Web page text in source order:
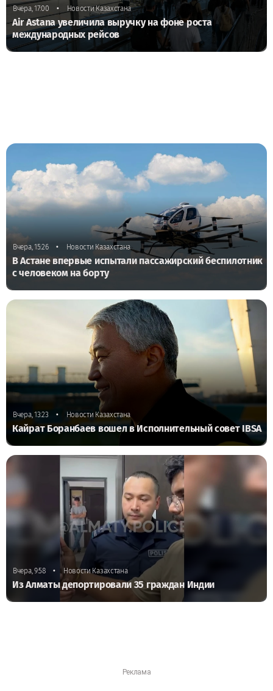
Вчера, 17:00 • Новости Казахстана
Air Astana увеличила выручку на фоне роста
международных рейсов
Вчера, 15:26 • Новости Казахстана
В Астане впервые испытали пассажирский беспилотник
с человеком на борту
Вчера, 13:23 • Новости Казахстана
Кайрат Боранбаев вошел в Исполнительный совет IBSA
Вчера, 9:58 • Новости Казахстана
Из Алматы депортировали 35 граждан Индии